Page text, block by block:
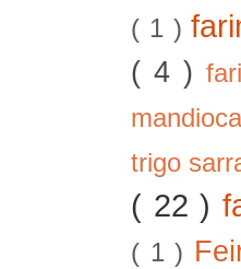
( 1 )
( 4 )
trigo
( 22 )
( 1 )